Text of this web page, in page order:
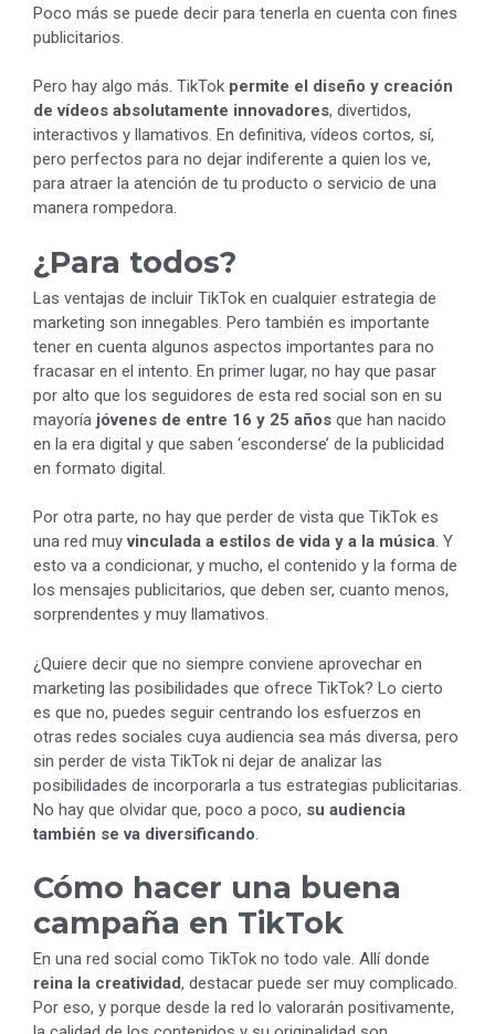
Poco más se puede decir para tenerla en cuenta con fines
publicitarios.
Pero hay algo más. TikTok permite el diseño y creación
de vídeos absolutamente innovadores, divertidos,
interactivos y llamativos. En definitiva, vídeos cortos, sí,
pero perfectos para no dejar indiferente a quien los ve,
para atraer la atención de tu producto o servicio de una
manera rompedora.
¿Para todos?
Las ventajas de incluir TikTok en cualquier estrategia de
marketing son innegables. Pero también es importante
tener en cuenta algunos aspectos importantes para no
fracasar en el intento. En primer lugar, no hay que pasar
por alto que los seguidores de esta red social son en su
mayoría jóvenes de entre 16 y 25 años que han nacido
en la era digital y que saben ‘esconderse’ de la publicidad
en formato digital.
Por otra parte, no hay que perder de vista que TikTok es
una red muyvinculada a estilos de vida y a la música. Y
esto va a condicionar, y mucho, el contenido y la forma de
los mensajes publicitarios, que deben ser, cuanto menos,
sorprendentes y muy llamativos.
¿Quiere decir que no siempre conviene aprovechar en
marketing las posibilidades que ofrece TikTok? Lo cierto
es que no, puedes seguir centrando los esfuerzos en
otras redes sociales cuya audiencia sea más diversa, pero
sin perder de vista TikTok ni dejar de analizar las
posibilidades de incorporarla a tus estrategias publicitarias.
No hay que olvidar que, poco a poco, su audiencia
también se va diversificando.
Cómo hacer una buena
campaña en TikTok
En una red social como TikTok no todo vale. Allí donde
reina la creatividad, destacar puede ser muy complicado.
Por eso, y porque desde la red lo valorarán positivamente,